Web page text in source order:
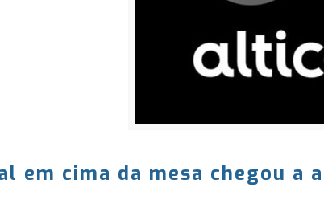
em cima da mesa chegou a